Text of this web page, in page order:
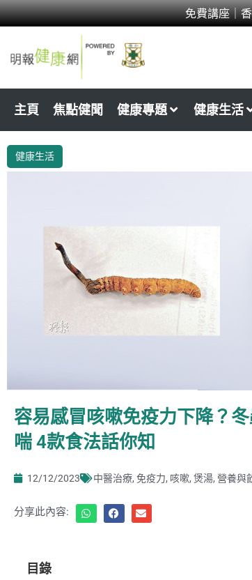
免費講座｜
Skip
to
content
主頁 焦點健聞 健康專題 健康生活
健康生活
容易感冒咳嗽免疫力下降？
喘 4款食法話你知
12/12/2023 中醫治療, 免疫力, 咳嗽, 煲湯, 營養與
分享此內容:
目錄